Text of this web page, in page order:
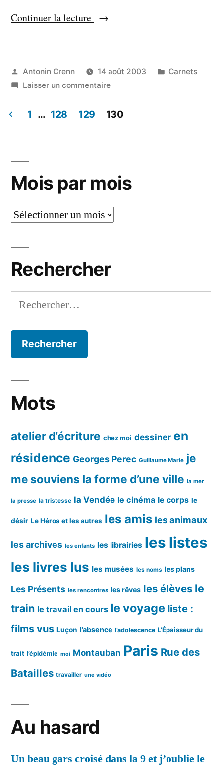
Continuer la lecture « Jeudi
2003 »
Publié
par
Antonin Crenn 14 août 2003
Publié
Carnets
Laisser un commentairesur
14
des
publications
1 … 128 129 130
Mois par mois
Mois
Rechercher
Rechercher :
Mots
atelier d’écriture chez moi dessiner en
résidence Georges Perec Guillaume Marie je
me souviens la forme d’une ville la mer
la presse la tristesse la Vendée le cinéma le corps le
désir Le Héros et les autres les amis les animaux
les archives les enfants les librairies les listes
les livres lus les musées les noms les plans
Les Présents les rencontres les rêves les élèves le
train le travail en cours le voyage liste :
films vus Luçon l’absence l’adolescence L’Épaisseur du
trait l’épidémie moi Montauban Paris Rue des
Batailles travailler une vidéo
Au hasard
Un beau gars croisé dans la 9 et j’oublie le